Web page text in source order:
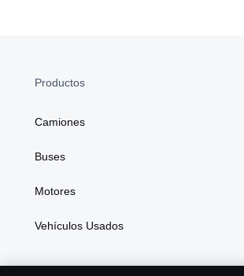
Productos
Camiones
Buses
Motores
Vehículos Usados